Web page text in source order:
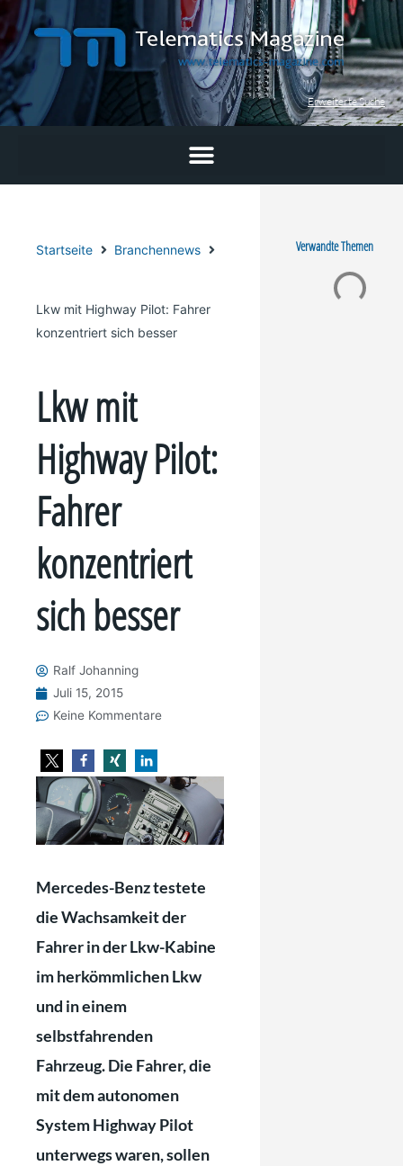
Zum
Inhalt
springen
Erweiterte Suche
Startseite Branchennews
Lkw mit Highway Pilot: Fahrer
konzentriert sich besser
Lkw mit
Highway Pilot:
Fahrer
konzentriert
sich besser
Ralf Johanning
Juli 15, 2015
Keine Kommentare
Mercedes-Benz testete
die Wachsamkeit der
Fahrer in der Lkw-Kabine
im herkömmlichen Lkw
und in einem
selbstfahrenden
Fahrzeug. Die Fahrer, die
mit dem autonomen
System Highway Pilot
unterwegs waren, sollen
Verwandte Themen